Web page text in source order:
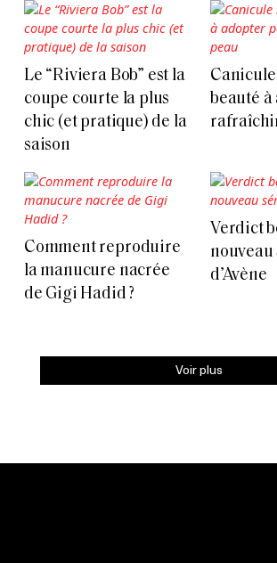
Le “Riviera Bob” est la
coupe courte la plus
chic (et pratique) de la
saison
Canicule
beauté
Comment reproduire
la manucure nacrée
de Gigi Hadid ?
Verdict
nouveau
d’Avène
Voir plus